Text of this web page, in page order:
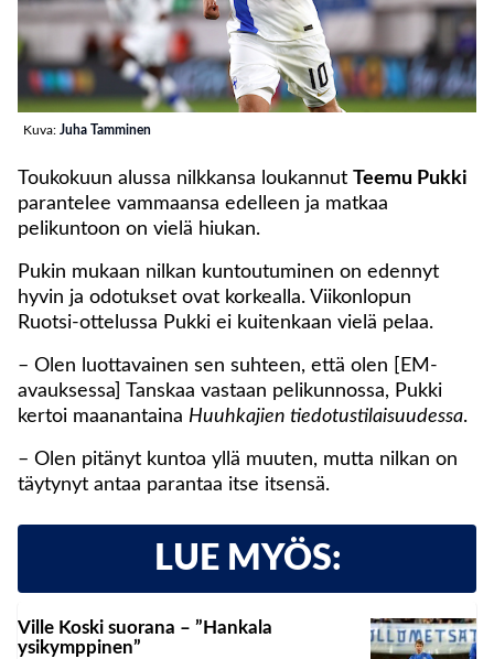
Kuva: Juha Tamminen
Toukokuun alussa nilkkansa loukannut
Teemu Pukki
parantelee vammaansa edelleen ja matkaa
pelikuntoon on vielä hiukan.
Pukin mukaan nilkan kuntoutuminen on edennyt
hyvin ja odotukset ovat korkealla. Viikonlopun
Ruotsi-ottelussa Pukki ei kuitenkaan vielä pelaa.
– Olen luottavainen sen suhteen, että olen [EM-
avauksessa] Tanskaa vastaan pelikunnossa, Pukki
kertoi maanantaina Huuhkajien tiedotustilaisuudessa.
– Olen pitänyt kuntoa yllä muuten, mutta nilkan on
täytynyt antaa parantaa itse itsensä.
LUE MYÖS:
Ville Koski suorana – ”Hankala
ysikymppinen”